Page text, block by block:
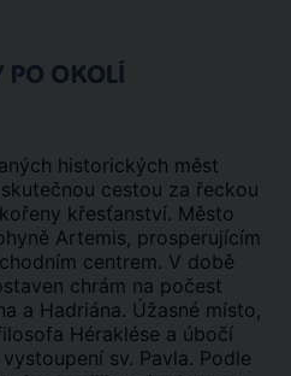
PO OKOLÍ
historických měst
cestou za řeckou
křesťanství. Město
Artemis, prosperujícím
centrem. V době
chrám na počest
a Hadriána. Úžasné místo,
Héraklése a úbočí
sv. Pavla. Podle